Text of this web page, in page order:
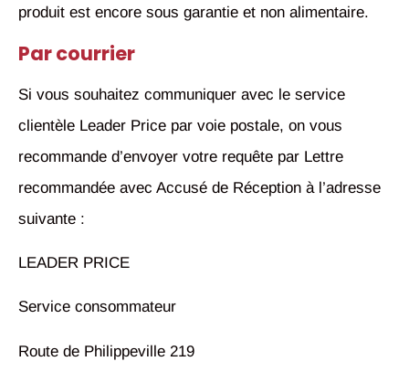
produit est encore sous garantie et non alimentaire.
Par courrier
Si vous souhaitez communiquer avec le service
clientèle Leader Price par voie postale, on vous
recommande d’envoyer votre requête par Lettre
recommandée avec Accusé de Réception à l’adresse
suivante :
LEADER PRICE
Service consommateur
Route de Philippeville 219